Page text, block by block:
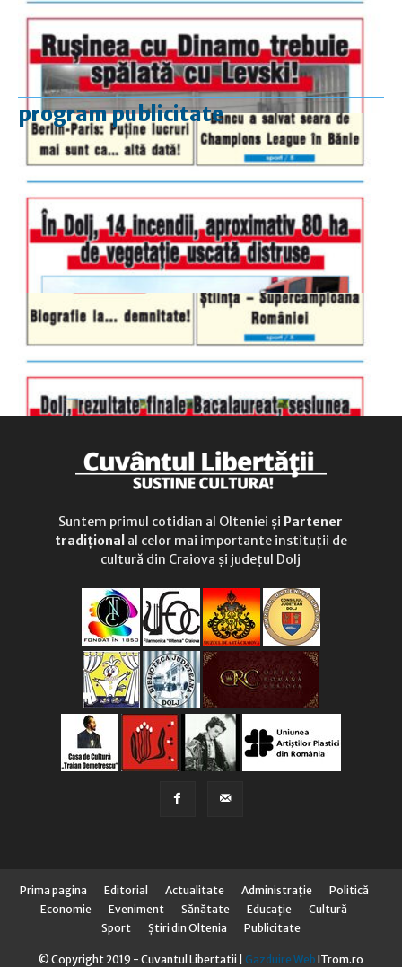
program publicitate
luni-vineri
9.00 - 17.00
duminică
9.00 - 12.00
Suntem primul cotidian al Olteniei și Partener
tradițional al celor mai importante instituții de
cultură din Craiova și județul Dolj
Prima pagina Editorial Actualitate Administraţie
Politică
Economie
Eveniment Sănătate Educaţie
Cultură
Sport
Știri din Oltenia Publicitate
© Copyright 2019 - Cuvantul Libertatii | Gazduire Web ITrom.ro